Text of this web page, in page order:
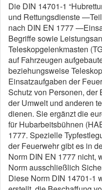
Die DIN 14701-1
und Rettungsdienste
nach DIN EN 1777
Begriffe sowie
Teleskopgelenkmasten
auf Fahrzeugen
beziehungsweise
Einsatzaufgaben der
Schutz von Personen, der
der Umwelt und anderen
dienen. Sie ergänzt die
für Hubarbeitsbühnen
1777. Spezielle
der Feuerwehr gibt es in
Norm DIN EN 1777 nicht,
Norm ausschließlich
Diese Norm DIN 14701-1